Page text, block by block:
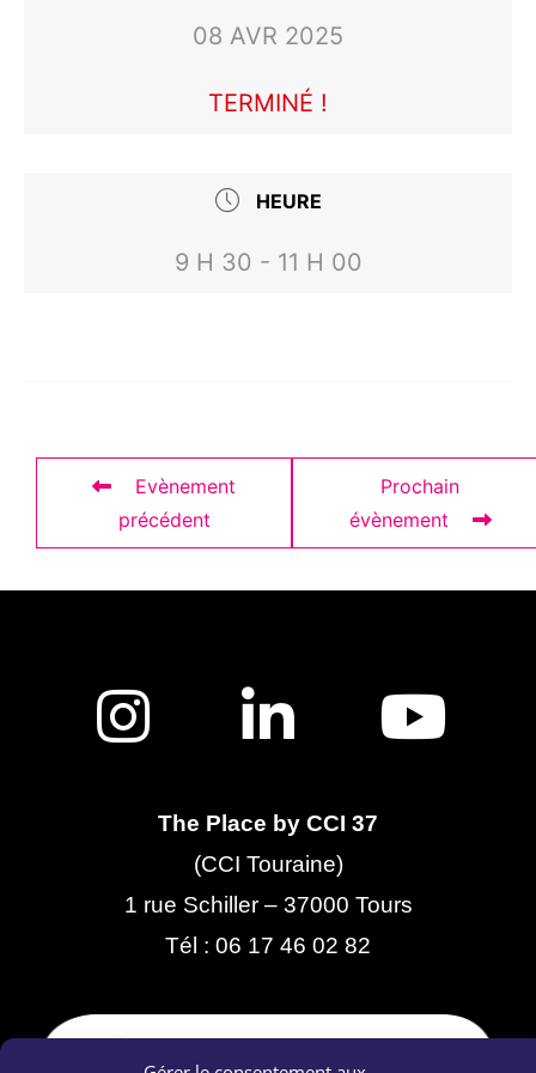
08 AVR 2025
TERMINÉ !
HEURE
9 H 30 - 11 H 00
Evènement
précédent
Prochain
évènement
The Place by CCI 37
(CCI Touraine)
1 rue Schiller – 37000 Tours
Tél : 06 17 46 02 82